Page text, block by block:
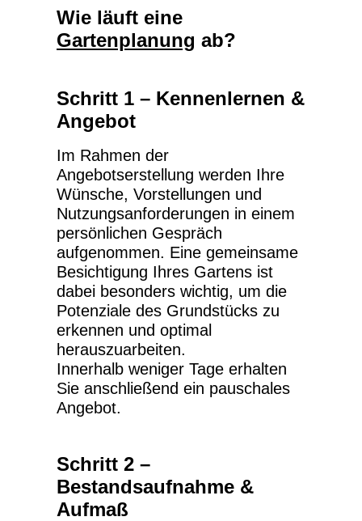
Wie läuft eine
Gartenplanung ab?
Schritt 1 – Kennenlernen &
Angebot
Im Rahmen der
Angebotserstellung werden Ihre
Wünsche, Vorstellungen und
Nutzungsanforderungen in einem
persönlichen Gespräch
aufgenommen. Eine gemeinsame
Besichtigung Ihres Gartens ist
dabei besonders wichtig, um die
Potenziale des Grundstücks zu
erkennen und optimal
herauszuarbeiten.
Innerhalb weniger Tage erhalten
Sie anschließend ein pauschales
Angebot.
Schritt 2 –
Bestandsaufnahme &
Aufmaß